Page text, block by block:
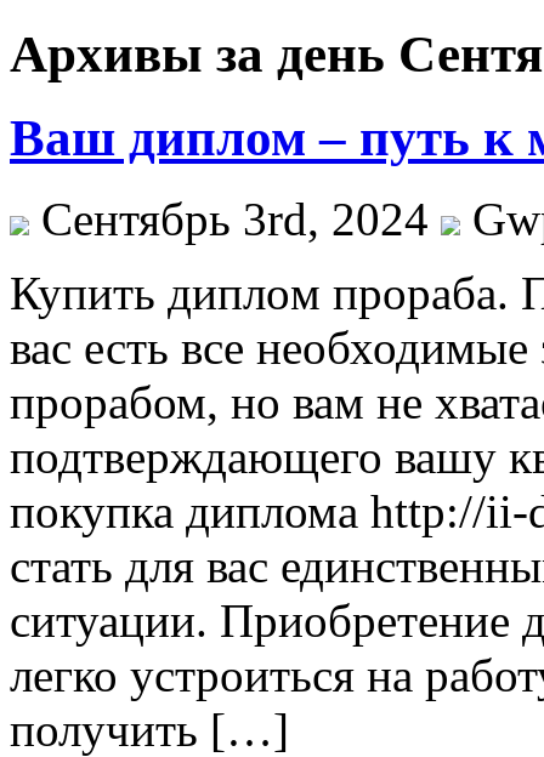
Архивы за день
Ваш диплом – путь к
Сентябрь 3rd, 2024
Купить диплoм прoрaбa.
вас есть все
прорабом, но вам не
подтверждающего вашу
покупка диплома http://
стать для вас
ситуации. Приобретение
легко устроиться на
получить […]